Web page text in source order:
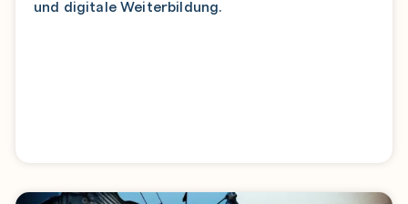
und digitale Weiterbildung.